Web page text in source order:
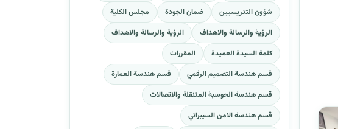
شؤون التدريسيين
ضمان الجودة
مجلس الكلية
الرؤية والرسالة والاهداف
الرؤية والرسالة والاهداف
كلمة السيدة العميدة
المقررات
قسم هندسة التصميم الرقمي
قسم هندسة العمارة
قسم هندسة الحوسبة المتنقلة والاتصالات
قسم هندسة الامن السيبراني